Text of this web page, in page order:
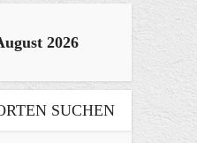
2026
SUCHEN